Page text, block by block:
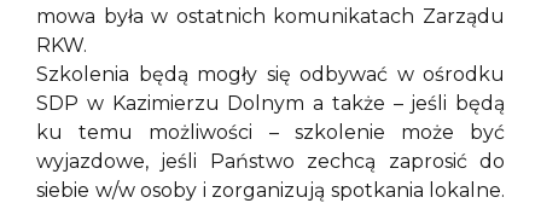
mowa była w ostatnich komunikatach Zarządu
RKW.
Szkolenia będą mogły się odbywać w ośrodku
SDP w Kazimierzu Dolnym a także – jeśli będą
ku temu możliwości – szkolenie może być
wyjazdowe, jeśli Państwo zechcą zaprosić do
siebie w/w osoby i zorganizują spotkania lokalne.